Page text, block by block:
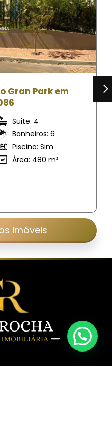
Gran Park em
Suite: 4
Banheiros: 6
Piscina: Sim
Área: 480 m²
imóveis